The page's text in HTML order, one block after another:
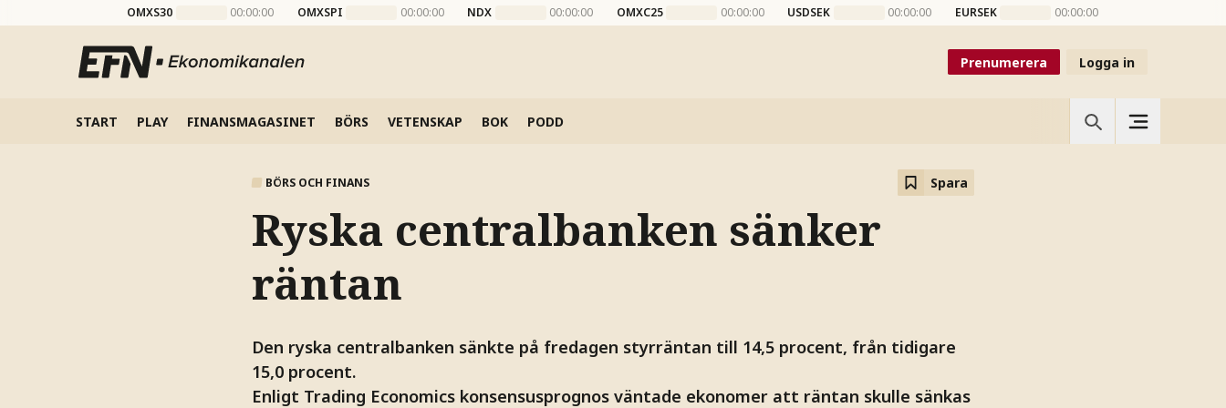
OMXS30 00:00:00 OMXSPI 00:00:00 NDX 00:00:00 OMXC25 00:00:00 USDSEK 00:00:00 EURSEK 00:00:00
Prenumerera Logga in
START PLAY FINANSMAGASINET BÖRS VETENSKAP BOK PODD
BÖRS OCH FINANS Spara
Ryska centralbanken sänker
räntan
Den ryska centralbanken sänkte på fredagen styrräntan till 14,5 procent, från tidigare
15,0 procent.
Enligt Trading Economics konsensusprognos väntade ekonomer att räntan skulle sänkas